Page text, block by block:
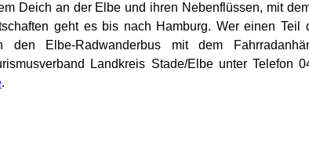
Deich an der Elbe und ihren Nebenflüssen, mit
geht es bis nach Hamburg. Wer einen Teil
den Elbe-Radwanderbus mit dem
Landkreis Stade/Elbe unter Telefon
.